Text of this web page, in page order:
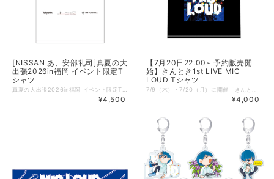
[NISSAN あ、安部礼司]真夏の大
出張2026in福岡 イベント限定T
シャツ
真夏の大出張2026in福岡 イベント限定Tシャツを販売いたします。 8/9 23:59までの予約販売となりますので、 どうぞお早めにお申し込みください！ また、今回予約販売でご購入いただいた方には、 特別に「安部礼司メンバー５人の福岡バージョンの名刺」を同封させていただきます。 【商品概要】 ■本体色：ホワイト ■サイズ：S,M,L,XL ■素材：綿100%（オンス：5.6） ■仕様：ボディ：丸胴仕様 ネック：ダブルステッチ仕様 ■サイズ詳細 Sサイズ： 身丈65cm／身幅49cm／肩幅42／袖丈19cm Mサイズ： 身丈69cm／身幅52cm／肩幅46／袖丈20cm Lサイズ： 身丈73cm／身幅55cm／肩幅50／袖丈22cm XLサイズ：身丈77cm／身幅58cm／肩幅54／袖丈24cm 【ご注意事項】 ＊こちらの商品発送は8月31日（月）～順次発送予定です。 イベント前には到着予定ですが、天候による配送遅延や、宛先不備で返送された場合はイベントに間に合わない可能性があります、ご了承ください。 ＊イベント会場でも販売予定ですが、数やサイズには限りがございますので、ご了承ください。 予約開始日：2026年8月2日（日） 17:50 予約終了日：2026年8月9日（日）23:59 発送開始日：2026年8月31日（月）から順次発送 ◇掲載商品 ご覧頂いている商品の写真につきましては、イメージ画像となります。 実際の商品と異なる場合がございます。ご了承ください。 ◇別商品との同梱について 予約商品のため、他商品と同梱することができません。 他商品をご購入の際は、お手数をおかけしますが、別決済にてご注文ください。 ◇送料について 予約販売に限り、送料は全国一律900円となります。
¥4,500
【7月20日22:00~ 予約販売開
始】きんとき1st LIVE MIC
LOUD Tシャツ
7/9（木）・7/20（月）に開催「きんとき1st LIVE MIC LOUD 」。 ご好評につき、会場にて販売されたグッズをオンライン受注販売いたします！ この機会にぜひ、お買い求めくださいませ！ 素材：綿100% サイズ：S・M・L・XL ※詳細サイズは商品画像をご確認ください。 原産国：パキスタン 【受注期間】 2026年7月20日（月）22:00 ~ 2026年8月10日（月）23:59 まで 【発送予定日】 2026年9月下旬 ～ 10月上旬頃の発送を予定しております。 ※商品製造のスケジュールにより、多少前後する可能性がございます。 【予約商品についてのご案内】 こちらの商品は予約商品となります。 以下の注意事項をご確認のうえ、ご注文頂きますようお願い申し上げます。 ・この商品の購入には、PAY IDの登録が必須となります。 ・この予約商品は、クレジットカード決済のみご注文頂けます。 銀行振込、コンビニ決済、PayPayなどはご利用頂けませんので、予めご了承ください。 ・発送予定時期に合わせてあらためてクレジットカードの与信枠確保（有効期限や利用可能残高などの確認）をおこないます。 ・与信枠確保および決済処理をおこなえなくなるため、これらが完了するまで「PAY IDアカウント」を退会しないようお願いいたします。 ・商品代金の決済は、商品発送時におこなわれます。なお、注文が確定したタイミングで、デビットカード・プリペイドカードをご利用の場合には、一時的に引き落としがおこなわれますが、一定期 間経過後にキャンセル対応となり、二重の決済は生じませんので、ご安心ください。 ・予約受注商品のため、注文頂いた数量分を製造いたします。その為、注文完了後のキャンセルは原則承っておりませんので、予めご了承のうえご注文頂くようお願い申し上げます。
¥4,000